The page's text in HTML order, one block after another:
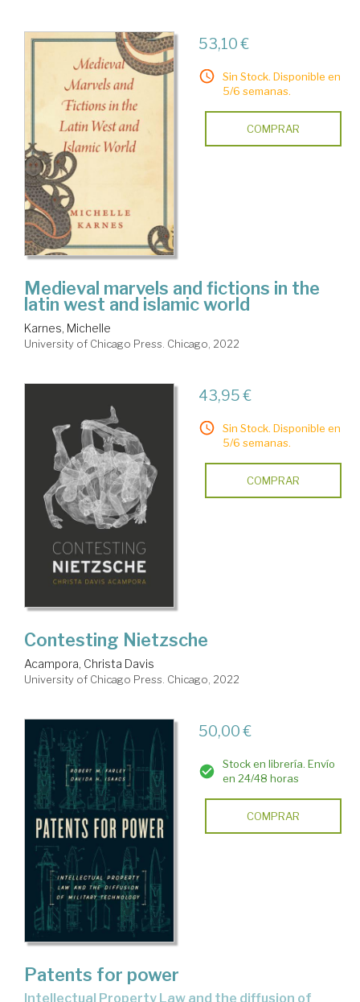
53,10 €
Sin Stock. Disponible en
5/6 semanas.
COMPRAR
Medieval marvels and fictions in the
latin west and islamic world
Karnes, Michelle
University of Chicago Press. Chicago, 2022
43,95 €
Sin Stock. Disponible en
5/6 semanas.
COMPRAR
Contesting Nietzsche
Acampora, Christa Davis
University of Chicago Press. Chicago, 2022
50,00 €
Stock en librería. Envío
en 24/48 horas
COMPRAR
Patents for power